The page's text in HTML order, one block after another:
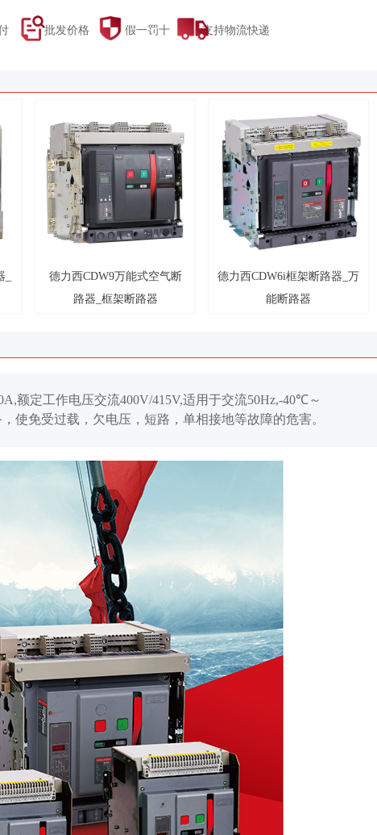
额定工作电压交流400V/415V,适用于交流50Hz,-40℃～
使免受过载，欠电压，短路，单相接地等故障的危害。
德力西CDW9万能式空气断
路器_框架断路器
德力西CDW6i框架断路器_万
能断路器
批发价格 假一罚十 支持物流快递